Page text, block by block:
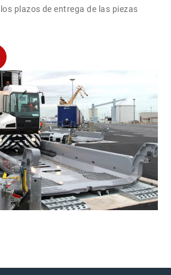
plazos de entrega de las piezas